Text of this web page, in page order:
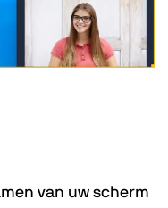
van uw scherm